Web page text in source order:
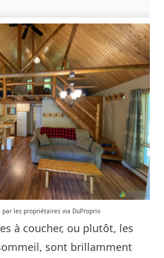
par les propriétaires via DuProprio
à coucher, ou plutôt, les
sont brillamment